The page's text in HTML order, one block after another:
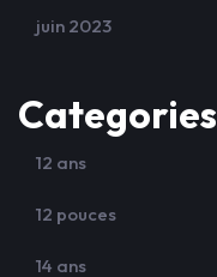
juin 2023
Categories
12 ans
12 pouces
14 ans